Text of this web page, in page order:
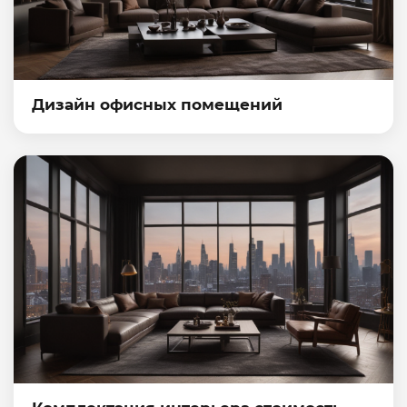
Дизайн офисных помещений